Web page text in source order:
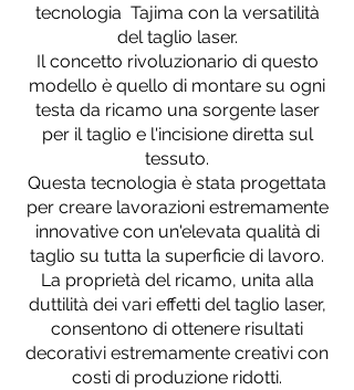
tecnologia Tajima con la versatilità
del taglio laser.
Il concetto rivoluzionario di questo
modello è quello di montare su ogni
testa da ricamo una sorgente laser
per il taglio e l'incisione diretta sul
tessuto.
Questa tecnologia è stata progettata
per creare lavorazioni estremamente
innovative con un'elevata qualità di
taglio su tutta la superficie di lavoro.
La proprietà del ricamo, unita alla
duttilità dei vari effetti del taglio laser,
consentono di ottenere risultati
decorativi estremamente creativi con
costi di produzione ridotti.